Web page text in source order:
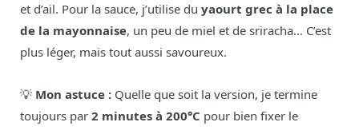
et d’ail. Pour la sauce, j’utilise du yaourt grec à la place
de la mayonnaise, un peu de miel et de sriracha… C’est
plus léger, mais tout aussi savoureux.
💡 Mon astuce : Quelle que soit la version, je termine
toujours par 2 minutes à 200°C pour bien fixer le